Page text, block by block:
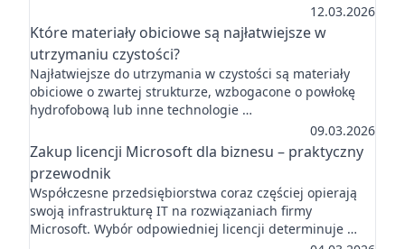
12.03.2026
Które materiały obiciowe są najłatwiejsze w
utrzymaniu czystości?
Najłatwiejsze do utrzymania w czystości są materiały
obiciowe o zwartej strukturze, wzbogacone o powłokę
hydrofobową lub inne technologie …
09.03.2026
Zakup licencji Microsoft dla biznesu – praktyczny
przewodnik
Współczesne przedsiębiorstwa coraz częściej opierają
swoją infrastrukturę IT na rozwiązaniach firmy
Microsoft. Wybór odpowiedniej licencji determinuje …